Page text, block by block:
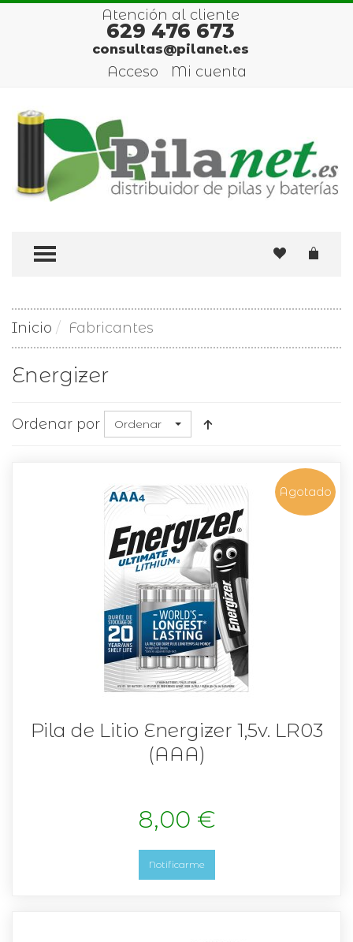
Atención al cliente
629 476 673
consultas@pilanet.es
Acceso Mi cuenta
TOGGLE MENU
Inicio Fabricantes
Energizer
Ordenar por Ordenar
Agotado
Pila de Litio Energizer 1,5v. LR03
(AAA)
8,00 €
Notificarme